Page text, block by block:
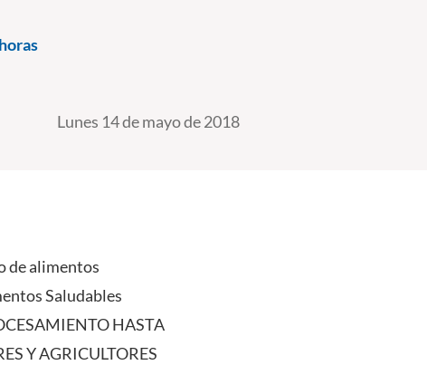
Lunes 14 de mayo de 2018
de alimentos
Saludables
HASTA
Y AGRICULTORES